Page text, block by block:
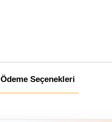
Ödeme Seçenekleri